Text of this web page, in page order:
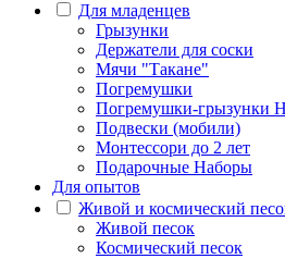
Для младенцев
Грызунки
Держатели для соски
Мячи "Такане"
Погремушки
Погремушки-грызунки
Подвески (мобили)
Монтессори до 2 лет
Подарочные Наборы
Для опытов
Живой и космический
Живой песок
Космический песок